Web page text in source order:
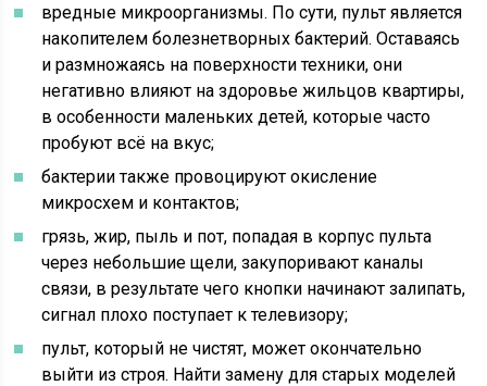
вредные микроорганизмы. По сути, пульт является
накопителем болезнетворных бактерий. Оставаясь
и размножаясь на поверхности техники, они
негативно влияют на здоровье жильцов квартиры,
в особенности маленьких детей, которые часто
пробуют всё на вкус;
бактерии также провоцируют окисление
микросхем и контактов;
грязь, жир, пыль и пот, попадая в корпус пульта
через небольшие щели, закупоривают каналы
связи, в результате чего кнопки начинают залипать,
сигнал плохо поступает к телевизору;
пульт, который не чистят, может окончательно
выйти из строя. Найти замену для старых моделей